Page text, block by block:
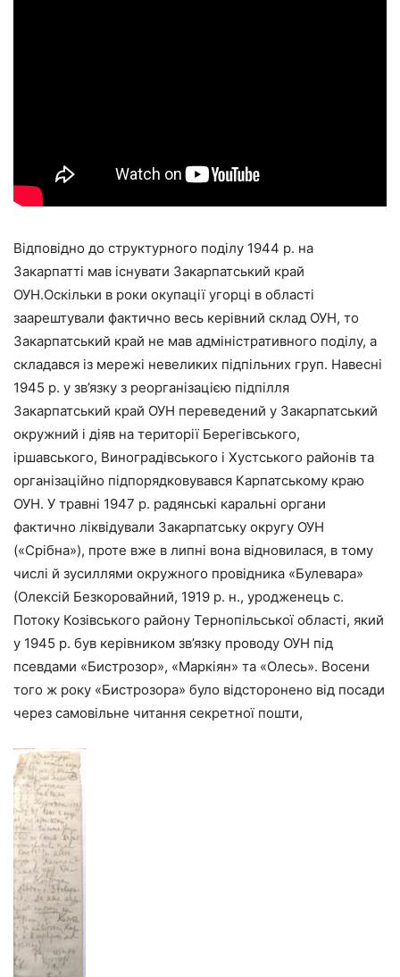
Відповідно до структурного поділу 1944 р. на
Закарпатті мав існувати Закарпатський край
ОУН.Оскільки в роки окупації угорці в області
заарештували фактично весь керівний склад ОУН, то
Закарпатський край не мав адміністративного поділу, а
складався із мережі невеликих підпільних груп. Навесні
1945 р. у зв’язку з реорганізацією підпілля
Закарпатський край ОУН переведений у Закарпатський
окружний і діяв на території Берегівського,
іршавського, Виноградівського і Хустського районів та
організаційно підпорядковувався Карпатському краю
ОУН. У травні 1947 р. радянські каральні органи
фактично ліквідували Закарпатську округу ОУН
(«Срібна»), проте вже в липні вона відновилася, в тому
числі й зусиллями окружного провідника «Булевара»
(Олексій Безкоровайний, 1919 р. н., уродженець с.
Потоку Козівського району Тернопільської області, який
у 1945 р. був керівником зв’язку проводу ОУН під
псевдами «Бистрозор», «Маркіян» та «Олесь». Восени
того ж року «Бистрозора» було відсторонено від посади
через самовільне читання секретної пошти,